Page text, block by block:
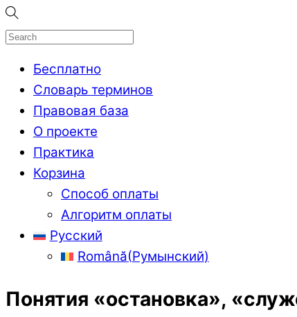
Бесплатно
Словарь терминов
Правовая база
О проекте
Практика
Корзина
Способ оплаты
Алгоритм оплаты
Русский
Română(Румынский)
Понятия «остановка»,